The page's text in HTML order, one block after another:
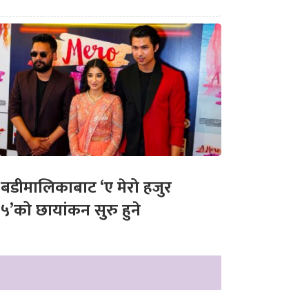
बडीमालिकाबाट ‘ए मेरो हजुर
५’को छायांकन सुरु हुने